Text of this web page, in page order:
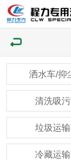
洒水车/抑
清洗吸
垃圾运
冷藏运